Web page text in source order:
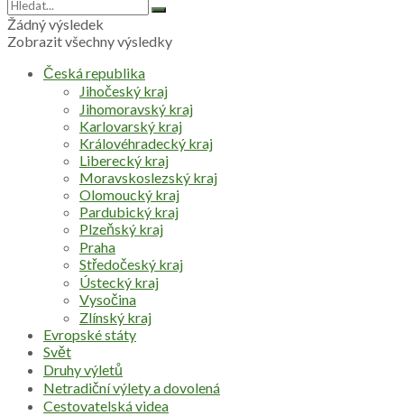
Žádný výsledek
Zobrazit všechny výsledky
Česká republika
Jihočeský kraj
Jihomoravský kraj
Karlovarský kraj
Královéhradecký kraj
Liberecký kraj
Moravskoslezský kraj
Olomoucký kraj
Pardubický kraj
Plzeňský kraj
Praha
Středočeský kraj
Ústecký kraj
Vysočina
Zlínský kraj
Evropské státy
Svět
Druhy výletů
Netradiční výlety a dovolená
Cestovatelská videa